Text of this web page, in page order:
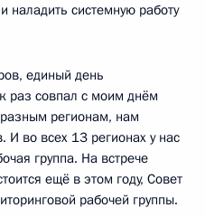
наладить системную работу
единый день
раз совпал с моим днём
регионам, нам
И во всех 13 регионах у нас
группа. На встрече
ещё в этом году, Совет
рабочей группы.